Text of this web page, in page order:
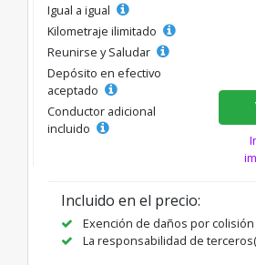
Igual a igual
Kilometraje ilimitado
Reunirse y Saludar
Depósito en efectivo
aceptado
Conductor adicional
incluido
Incluido en el precio:
Exención de daños por colisión
La responsabilidad de